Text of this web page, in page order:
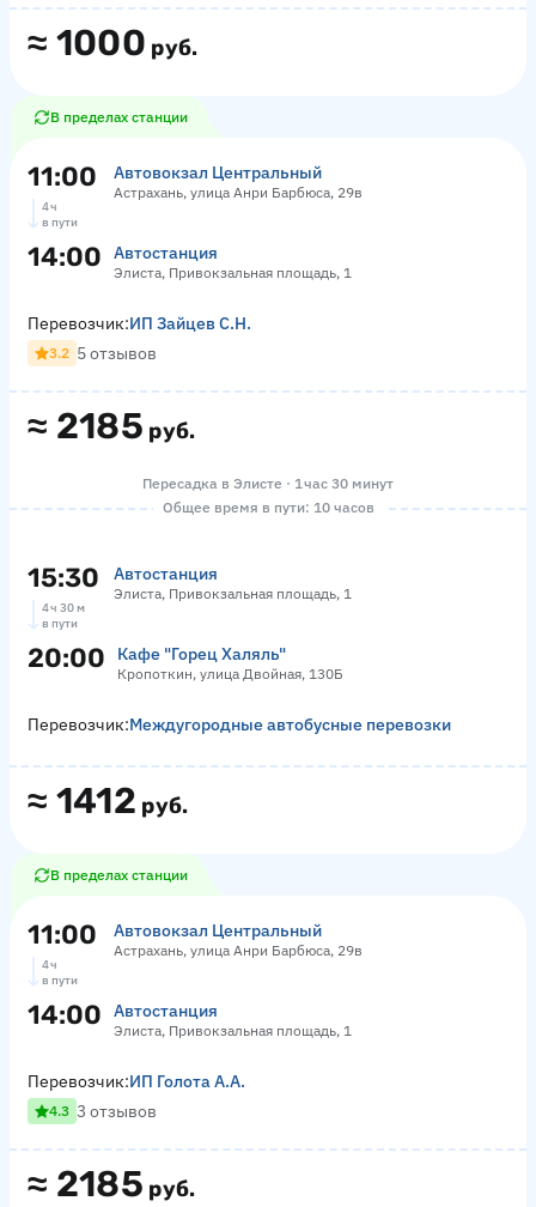
≈ 1000 руб.
В пределах станции
11:00 Автовокзал Центральный
Астрахань, улица Анри Барбюса, 29в
4 ч
в пути
14:00 Автостанция
Элиста, Привокзальная площадь, 1
≈ 2185 руб.
Перевозчик:ИП Зайцев С.Н.
3.2 5 отзывов
Пересадка в Элисте · 1 час 30 минут
Общее время в пути: 10 часов
15:30 Автостанция
Элиста, Привокзальная площадь, 1
4 ч 30 м
в пути
20:00 Кафе "Горец Халяль"
Кропоткин, улица Двойная, 130Б
≈ 1412 руб.
Перевозчик:Междугородные автобусные перевозки
В пределах станции
11:00 Автовокзал Центральный
Астрахань, улица Анри Барбюса, 29в
4 ч
в пути
14:00 Автостанция
Элиста, Привокзальная площадь, 1
≈ 2185 руб.
Перевозчик:ИП Голота А.А.
4.3 3 отзывов